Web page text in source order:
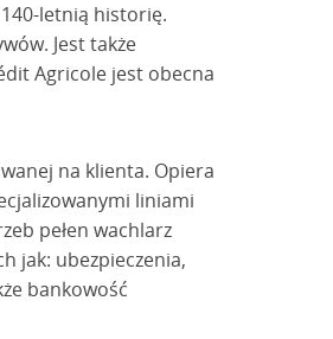
letnią historię.
Jest także
Agricole jest obecna
na klienta. Opiera
liniami
pełen wachlarz
jak: ubezpieczenia,
bankowość